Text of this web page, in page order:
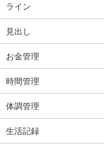
ライン
見出し
お金管理
時間管理
体調管理
生活記録